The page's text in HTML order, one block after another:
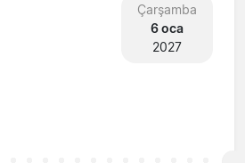
Çarşamba
6 oca
2027